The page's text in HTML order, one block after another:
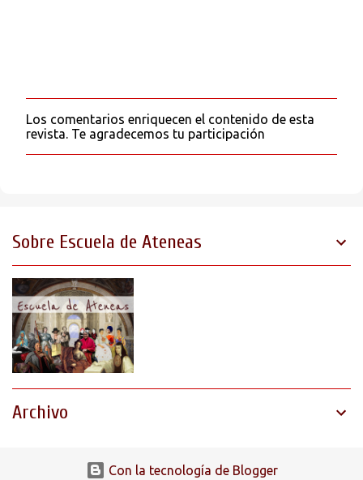
P
u
b
u
c
o
m
e
n
t
a
r
i
Los comentarios enriquecen el contenido de esta
revista. Te agradecemos tu participación
Sobre Escuela de Ateneas
Archivo
Con la tecnología de Blogger